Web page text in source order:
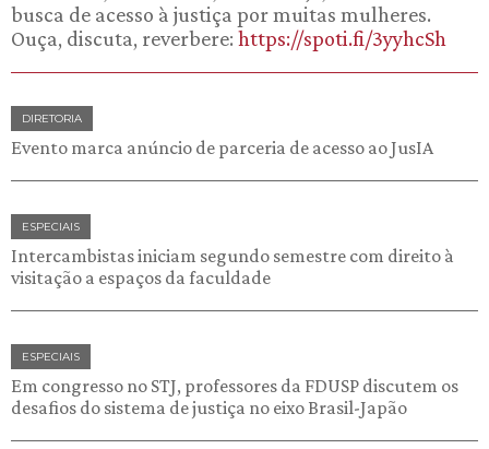
busca de acesso à justiça por muitas mulheres.
Ouça, discuta, reverbere: https://spoti.fi/3yyhcSh
DIRETORIA
Evento marca anúncio de parceria de acesso ao JusIA
ESPECIAIS
Intercambistas iniciam segundo semestre com direito à
visitação a espaços da faculdade
ESPECIAIS
Em congresso no STJ, professores da FDUSP discutem os
desafios do sistema de justiça no eixo Brasil-Japão